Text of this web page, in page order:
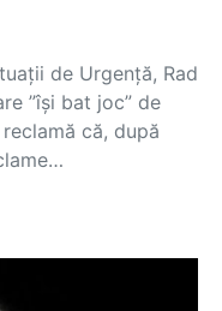
de Urgenţă, Rad
”îşi bat joc” de
că, după